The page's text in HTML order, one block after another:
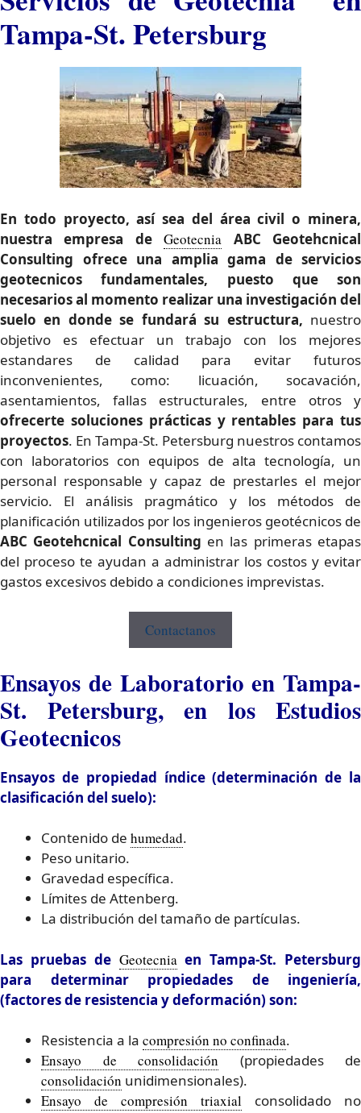
Tampa-St. Petersburg
En todo proyecto, así sea del área civil o minera,
nuestra empresa deGeotecnia ABC Geotehcnical
Consulting ofrece una amplia gama de servicios
geotecnicos fundamentales, puesto que son
necesarios al momento realizar una investigación del
suelo en donde se fundará su estructura, nuestro
objetivo es efectuar un trabajo con los mejores
estandares de calidad para evitar futuros
inconvenientes, como: licuación, socavación,
asentamientos, fallas estructurales, entre otros y
ofrecerte soluciones prácticas y rentables para tus
proyectos. En Tampa-St. Petersburg nuestros contamos
con laboratorios con equipos de alta tecnología, un
personal responsable y capaz de prestarles el mejor
servicio. El análisis pragmático y los métodos de
planificación utilizados por los ingenieros geotécnicos de
ABC Geotehcnical Consulting en las primeras etapas
del proceso te ayudan a administrar los costos y evitar
gastos excesivos debido a condiciones imprevistas.
Contactanos
Ensayos de Laboratorio en Tampa-
St. Petersburg, en los Estudios
Geotecnicos
Ensayos de propiedad índice (determinación de la
clasificación del suelo):
Contenido de humedad.
Peso unitario.
Gravedad específica.
Límites de Attenberg.
La distribución del tamaño de partículas.
Las pruebas de Geotecnia en Tampa-St. Petersburg
para determinar propiedades de ingeniería,
(factores de resistencia y deformación) son:
Resistencia a la compresión no confinada.
Ensayo de consolidación (propiedades de
consolidación unidimensionales).
Ensayo de compresión triaxial consolidado no